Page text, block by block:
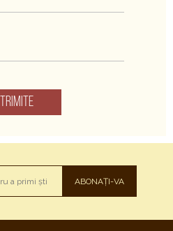
TRIMITE
ABONAȚI-VA